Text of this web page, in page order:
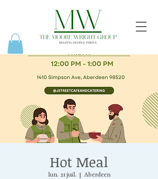
Hot Meal
lun. 21 juil.
  |
Aberdeen